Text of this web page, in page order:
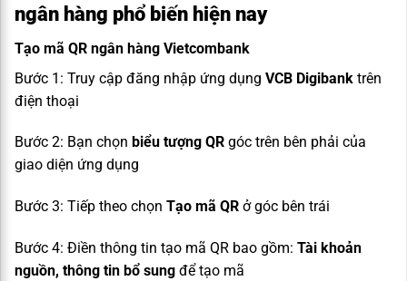
ngân hàng phổ biến hiện nay
Tạo mã QR ngân hàng Vietcombank
Bước 1: Truy cập đăng nhập ứng dụng VCB Digibank trên
điện thoại
Bước 2: Bạn chọn biểu tượng QR góc trên bên phải của
giao diện ứng dụng
Bước 3: Tiếp theo chọn Tạo mã QR ở góc bên trái
Bước 4: Điền thông tin tạo mã QR bao gồm: Tài khoản
nguồn, thông tin bổ sung để tạo mã